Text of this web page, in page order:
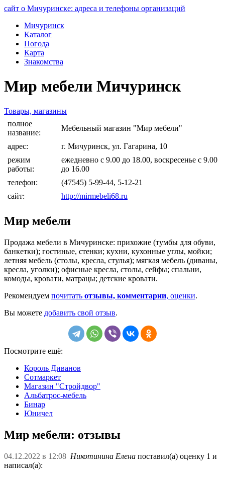
сайт о Мичуринске: адреса и телефоны организаций
Мичуринск
Каталог
Погода
Карта
Знакомства
Мир мебели Мичуринск
Товары, магазины
полное
название:
Мебельный магазин "Мир мебели"
адрес:
г. Мичуринск, ул. Гагарина, 10
режим
работы:
ежедневно с 9.00 до 18.00, воскресенье с 9.00
до 16.00
телефон:
(47545) 5-99-44, 5-12-21
сайт:
http://mirmebeli68.ru
Мир мебели
Продажа мебели в Мичуринске: прихожие (тумбы для обуви,
банкетки); гостиные, стенки; кухни, кухонные углы, мойки;
летняя мебель (столы, кресла, стулья); мягкая мебель (диваны,
кресла, уголки); офисные кресла, столы, сейфы; спальни,
комоды, кровати, матрацы; детские кровати.
Рекомендуем почитать отзывы, комментарии, оценки.
Вы можете добавить свой отзыв.
Посмотрите ещё:
Король Диванов
Сотмаркет
Магазин "Стройдвор"
Альбатрос-мебель
Бинар
Юничел
Мир мебели: отзывы
04.12.2022 в 12:08 Никотинина Елена поставил(а) оценку 1 и
написал(а):